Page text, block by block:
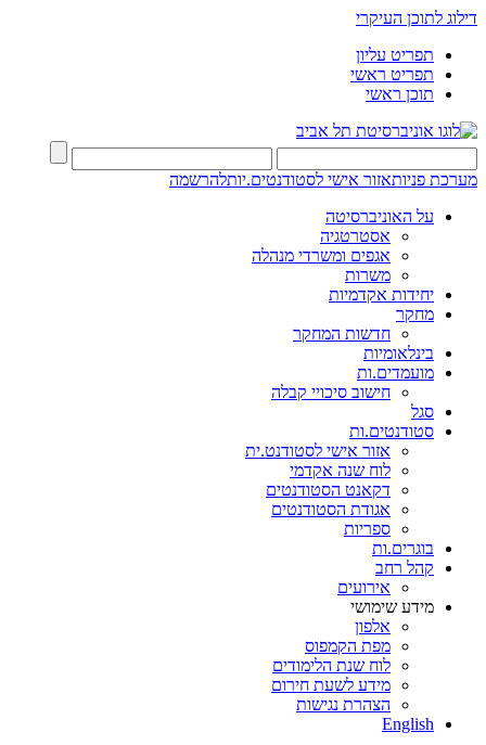
דילוג לתוכן העיקרי
תפריט עליון
תפריט ראשי
תוכן ראשי
מערכת פניותאזור אישי לסטודנטים.יותלהרשמה
על האוניברסיטה
אסטרטגיה
אגפים ומשרדי מנהלה
משרות
יחידות אקדמיות
מחקר
חדשות המחקר
בינלאומיות
מועמדים.ות
חישוב סיכויי קבלה
סגל
סטודנטים.ות
אזור אישי לסטודנט.ית
לוח שנה אקדמי
דקאנט הסטודנטים
אגודת הסטודנטים
ספריות
בוגרים.ות
קהל רחב
אירועים
מידע שימושי
אלפון
מפת הקמפוס
לוח שנת הלימודים
מידע לשעת חירום
הצהרת נגישות
English